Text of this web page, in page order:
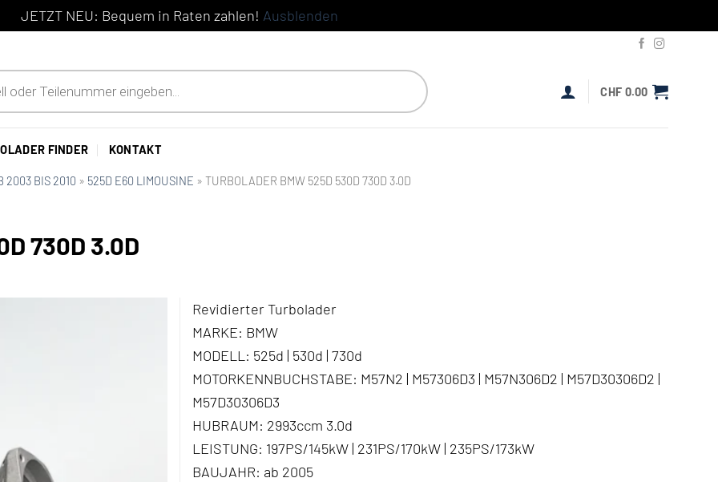
JETZT NEU: Bequem in Raten zahlen! Ausblenden
CHF 0.00
FINDER KONTAKT
2003 BIS 2010 » 525D E60 LIMOUSINE » TURBOLADER BMW 525D 530D 730D 3.0D
730D 3.0D
Revidierter Turbolader
MARKE: BMW
MODELL: 525d | 530d | 730d
MOTORKENNBUCHSTABE: M57N2 | M57306D3 | M57N306D2 | M57D30306D2 |
M57D30306D3
HUBRAUM: 2993ccm 3.0d
LEISTUNG: 197PS/145kW | 231PS/170kW | 235PS/173kW
BAUJAHR: ab 2005